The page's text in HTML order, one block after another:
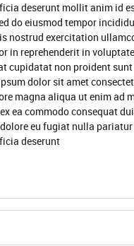
deserunt mollit anim id
do eiusmod tempor
nostrud exercitation
in reprehenderit in
cupidatat non proident
dolor sit amet
magna aliqua ut enim ad
ea commodo consequat
eu fugiat nulla
deserunt